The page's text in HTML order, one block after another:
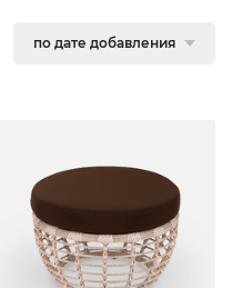
по дате добавления